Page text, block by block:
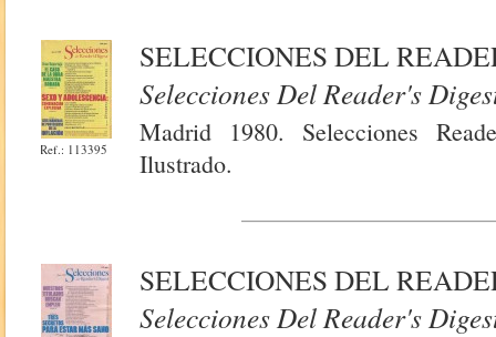
Ref.: 113395
SELECCIONES DEL
Selecciones Del Reader's
Madrid 1980. Selecciones
Ilustrado.
SELECCIONES DEL
Selecciones Del Reader's